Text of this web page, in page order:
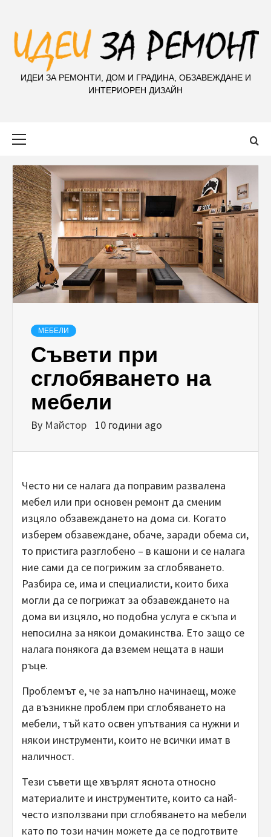
ИДЕИ ЗА РЕМОНТИ, ДОМ И ГРАДИНА, ОБЗАВЕЖДАНЕ И
ИНТЕРИОРЕН ДИЗАЙН
МЕБЕЛИ
Съвети при
сглобяването на
мебели
By Майстор 10 години ago
Често ни се налага да поправим развалена
мебел или при основен ремонт да сменим
изцяло обзавеждането на дома си. Когато
изберем обзавеждане, обаче, заради обема си,
то пристига разглобено – в кашони и се налага
ние сами да се погрижим за сглобяването.
Разбира се, има и специалисти, които биха
могли да се погрижат за обзавеждането на
дома ви изцяло, но подобна услуга е скъпа и
непосилна за някои домакинства. Ето защо се
налага понякога да вземем нещата в наши
ръце.
Проблемът е, че за напълно начинаещ, може
да възникне проблем при сглобяването на
мебели, тъй като освен упътвания са нужни и
някои инструменти, които не всички имат в
наличност.
Тези съвети ще хвърлят яснота относно
материалите и инструментите, които са най-
често използвани при сглобяването на мебели
като по този начин можете да се подготвите